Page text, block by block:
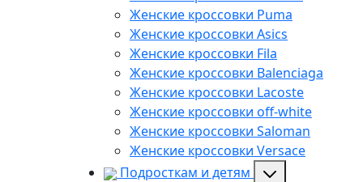
Женские кроссовки Puma
Женские кроссовки Asics
Женские кроссовки Fila
Женские кроссовки Balenciaga
Женские кроссовки Lacoste
Женские кроссовки off-white
Женские кроссовки Saloman
Женские кроссовки Versace
Подросткам и детям